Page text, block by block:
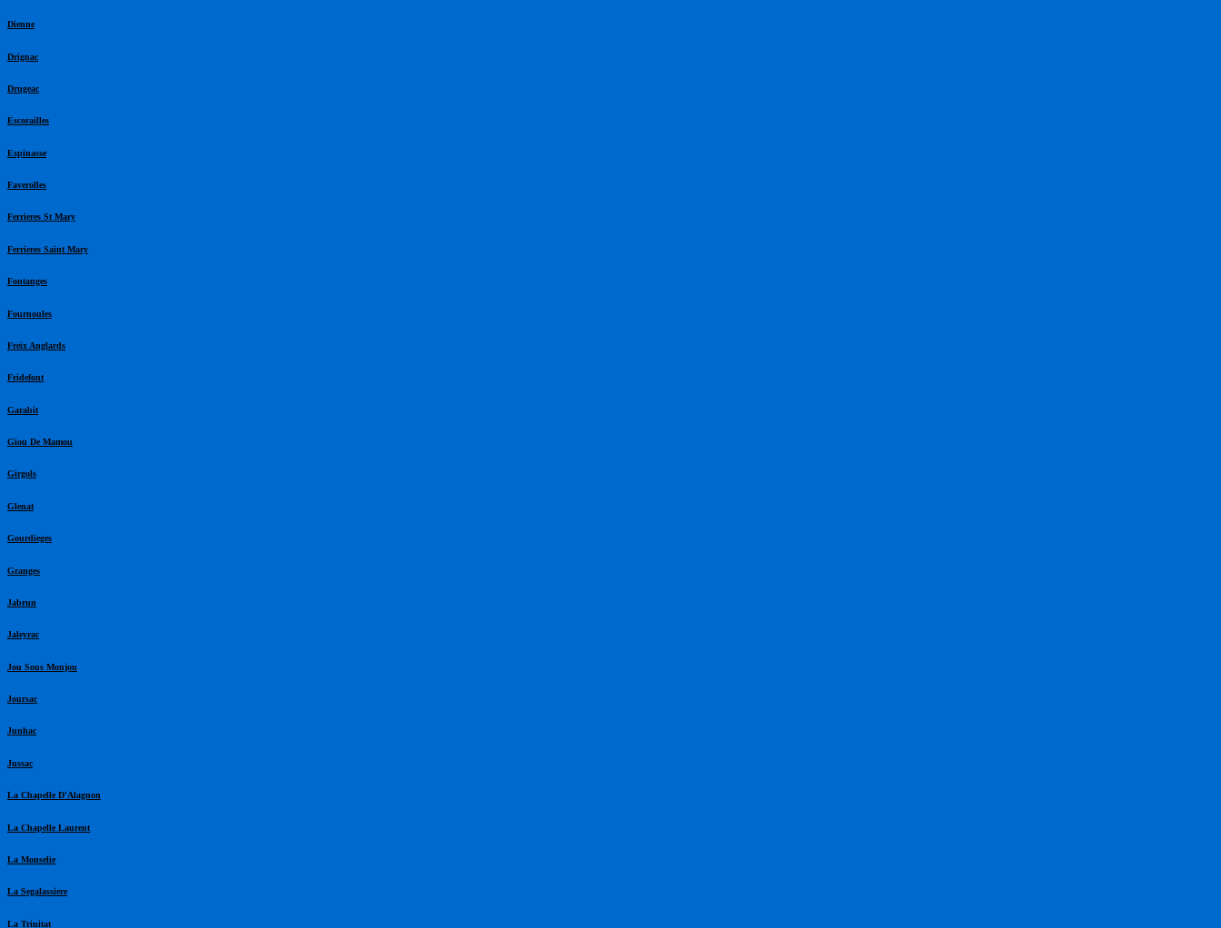
Dienne
Drignac
Drugeac
Escorailles
Espinasse
Faverolles
Ferrieres St Mary
Ferrieres Saint Mary
Fontanges
Fournoules
Freix Anglards
Fridefont
Garabit
Giou De Mamou
Girgols
Glenat
Gourdieges
Granges
Jabrun
Jaleyrac
Jou Sous Monjou
Joursac
Junhac
Jussac
La Chapelle D'Alagnon
La Chapelle Laurent
La Monselie
La Segalassiere
La Trinitat